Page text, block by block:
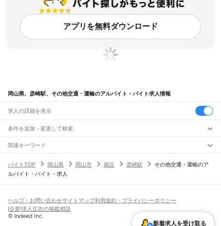
アプリを無料ダウンロード
岡山県、彦崎駅、その他交通・運輸のアルバイト・バイト求人情報
求人の詳細を表示
条件を追加・変更して検索
市区町村を追加・変更
岡山県すべて
岡山市すべて
真庭市美作市浅口市和気郡都窪郡浅口郡小田郡真庭郡苫田郡勝田郡
久米郡加賀郡
駅を追加・変更
JR山陽本線(岡山～三原)
岡山駅北長瀬駅庭瀬駅中庄駅 新倉敷駅 笠岡駅
職種を追加・変更
飲食・フードサービスすべて
ホールスタッフキッチンスタッフ
パン屋（ベーカリー）
バー（BAR）・バーテンダー
飲食店（店長・マネージャー）
人気
日払いOK高校生歓迎 髪型・髪色自由
留学生・外国人活躍中
雇用形態を追加・変更
関連キーワード
バイトTOP
岡山県 岡山市 南区 彦崎駅
その他交通・運輸のア
ルバイト・バイト・求人
新着求人を受け取る
ヘルプ・お問い合わせサイトマップ利用規約・プライバシーポリシー
[企業]求人広告の掲載相談